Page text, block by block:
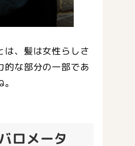
は、髪は女性らしさ
的な部分の一部であ
ロメータ